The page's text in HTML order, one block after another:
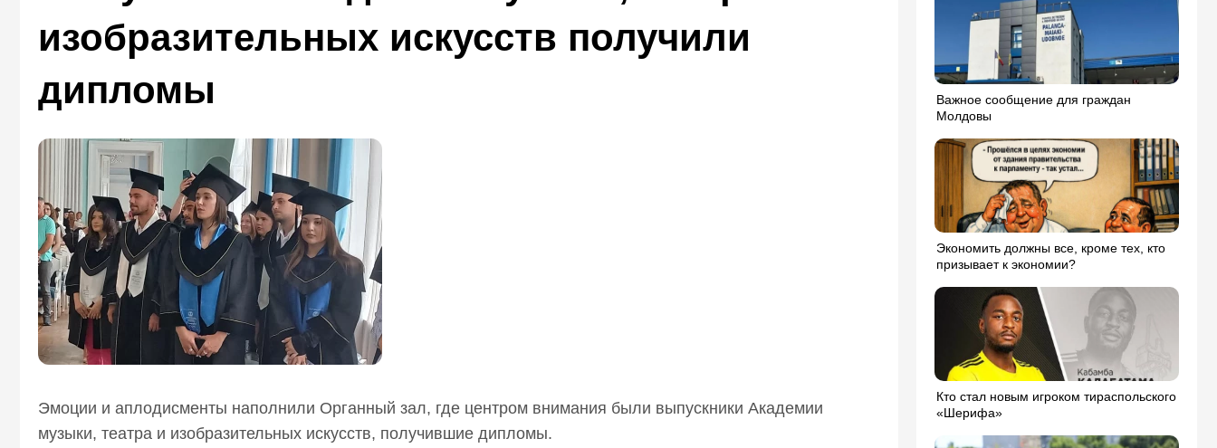
изобразительных искусств получили
дипломы
Эмоции и аплодисменты наполнили Органный зал, где центром внимания были выпускники Академии
музыки, театра и изобразительных искусств, получившие дипломы.
Важное сообщение для граждан
Молдовы
Экономить должны все, кроме тех, кто
призывает к экономии?
Кто стал новым игроком тираспольского
«Шерифа»